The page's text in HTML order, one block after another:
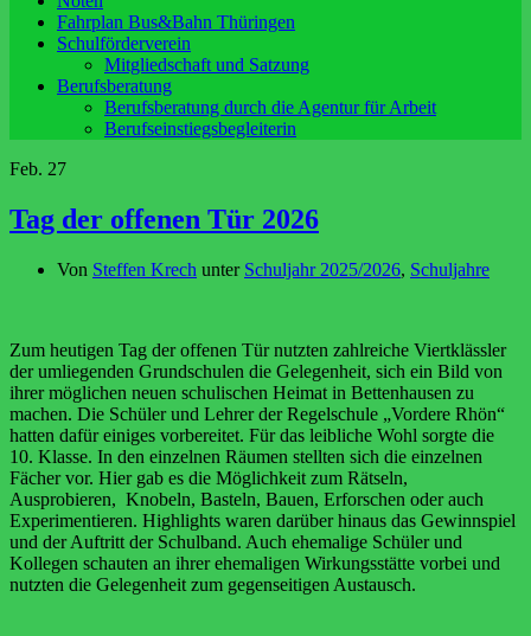
Fahrplan Bus&Bahn Thüringen
Schulförderverein
Mitgliedschaft und Satzung
Berufsberatung
Berufsberatung durch die Agentur für Arbeit
Berufseinstiegsbegleiterin
Feb. 27
Tag der offenen Tür 2026
Von Steffen Krech unter Schuljahr 2025/2026, Schuljahre
Zum heutigen Tag der offenen Tür nutzten zahlreiche Viertklässler
der umliegenden Grundschulen die Gelegenheit, sich ein Bild von
ihrer möglichen neuen schulischen Heimat in Bettenhausen zu
machen. Die Schüler und Lehrer der Regelschule „Vordere Rhön“
hatten dafür einiges vorbereitet. Für das leibliche Wohl sorgte die
10. Klasse. In den einzelnen Räumen stellten sich die einzelnen
Fächer vor. Hier gab es die Möglichkeit zum Rätseln,
Ausprobieren, Knobeln, Basteln, Bauen, Erforschen oder auch
Experimentieren. Highlights waren darüber hinaus das Gewinnspiel
und der Auftritt der Schulband. Auch ehemalige Schüler und
Kollegen schauten an ihrer ehemaligen Wirkungsstätte vorbei und
nutzten die Gelegenheit zum gegenseitigen Austausch.